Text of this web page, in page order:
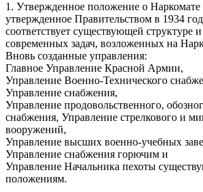
1. Утвержденное положение о
утвержденное Правительством в 1934
соответствует существующей структуре
современных задач, возложенных на
Вновь созданные управления:
Главное Управление Красной Армии,
Управление Военно-Технического
Управление снабжения,
Управление продовольственного,
снабжения, Управление стрелкового и
вооружений,
Управление высших военно-учебных
Управление снабжения горючим и
Управление Начальника пехоты
положениям.